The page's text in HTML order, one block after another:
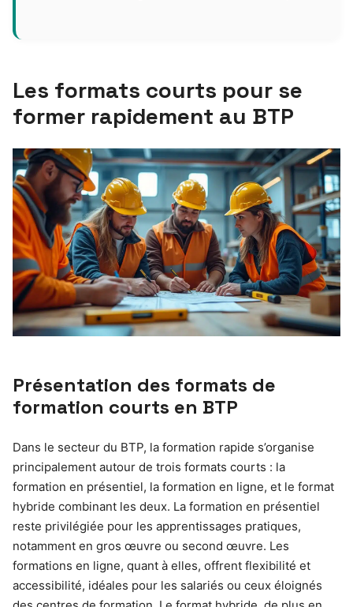
Les formats courts pour se
former rapidement au BTP
Présentation des formats de
formation courts en BTP
Dans le secteur du BTP, la formation rapide s’organise
principalement autour de trois formats courts : la
formation en présentiel, la formation en ligne, et le format
hybride combinant les deux. La formation en présentiel
reste privilégiée pour les apprentissages pratiques,
notamment en gros œuvre ou second œuvre. Les
formations en ligne, quant à elles, offrent flexibilité et
accessibilité, idéales pour les salariés ou ceux éloignés